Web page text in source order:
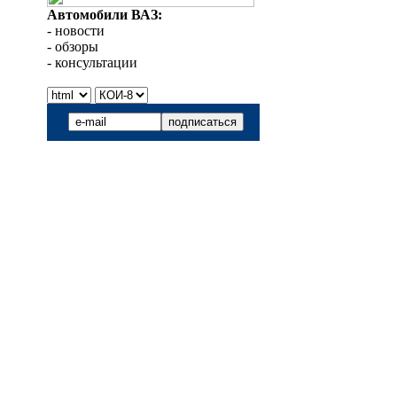
Автомобили ВАЗ:
- новости
- обзоры
- консультации